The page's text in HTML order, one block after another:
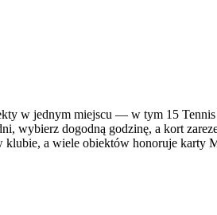
w jednym miejscu — w tym 15
wybierz dogodną godzinę, a kort
klubie, a wiele obiektów honoruje